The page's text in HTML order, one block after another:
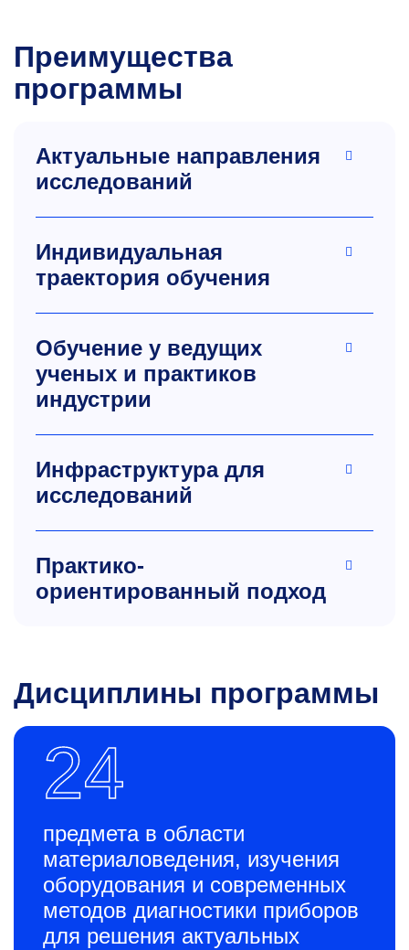
Преимущества
программы
Актуальные направления
исследований
Индивидуальная
траектория обучения
Обучение у ведущих
ученых и практиков
индустрии
Инфраструктура для
исследований
Практико-
ориентированный подход
Дисциплины программы
24
предмета в области
материаловедения, изучения
оборудования и современных
методов диагностики приборов
для решения актуальных